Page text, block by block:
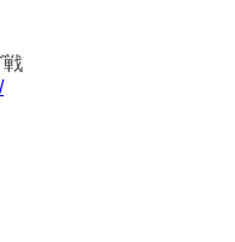
戦